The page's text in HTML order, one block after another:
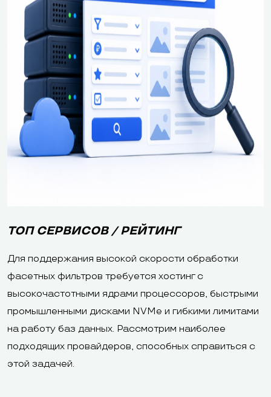
ТОП СЕРВИСОВ / РЕЙТИНГ
Для поддержания высокой скорости обработки
фасетных фильтров требуется хостинг с
высокочастотными ядрами процессоров, быстрыми
промышленными дисками NVMe и гибкими лимитами
на работу баз данных. Рассмотрим наиболее
подходящих провайдеров, способных справиться с
этой задачей.